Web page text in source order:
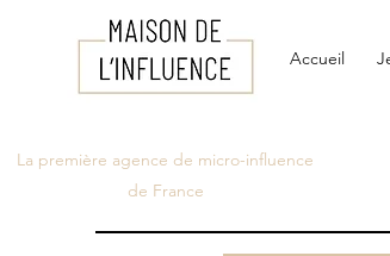
Accueil
La première agence de micro-influence
de France